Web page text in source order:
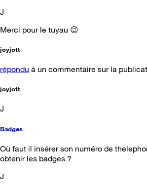
J
Merci pour le tuyau 😉
joyjott
répondu à un commentaire sur la
joyjott
J
Badges
Où faut il insérer son numéro de
obtenir les badges ?
J